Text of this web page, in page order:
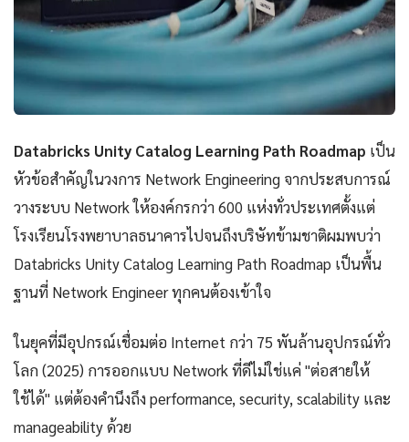
Databricks Unity Catalog Learning Path Roadmap เป็น
หัวข้อสำคัญในวงการ Network Engineering จากประสบการณ์
วางระบบ Network ให้องค์กรกว่า 600 แห่งทั่วประเทศตั้งแต่
โรงเรียนโรงพยาบาลธนาคารไปจนถึงบริษัทข้ามชาติผมพบว่า
Databricks Unity Catalog Learning Path Roadmap เป็นพื้น
ฐานที่ Network Engineer ทุกคนต้องเข้าใจ
ในยุคที่มีอุปกรณ์เชื่อมต่อ Internet กว่า 75 พันล้านอุปกรณ์ทั่ว
โลก (2025) การออกแบบ Network ที่ดีไม่ใช่แค่ "ต่อสายให้
ใช้ได้" แต่ต้องคำนึงถึง performance, security, scalability และ
manageability ด้วย